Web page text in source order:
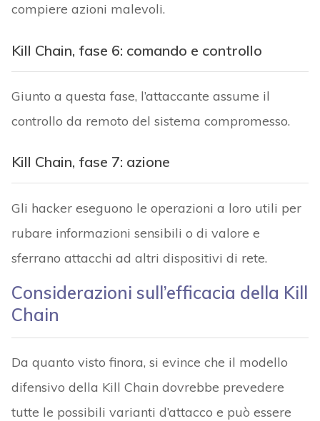
compiere azioni malevoli.
Kill Chain, fase 6: comando e controllo
Giunto a questa fase, l’attaccante assume il
controllo da remoto del sistema compromesso.
Kill Chain, fase 7: azione
Gli hacker eseguono le operazioni a loro utili per
rubare informazioni sensibili o di valore e
sferrano attacchi ad altri dispositivi di rete.
Considerazioni sull’efficacia della Kill
Chain
Da quanto visto finora, si evince che il modello
difensivo della Kill Chain dovrebbe prevedere
tutte le possibili varianti d’attacco e può essere